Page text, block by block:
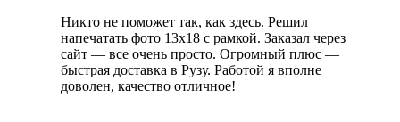
Никто не поможет так, как здесь. Решил
напечатать фото 13х18 с рамкой. Заказал через
сайт — все очень просто. Огромный плюс —
быстрая доставка в Рузу. Работой я вполне
доволен, качество отличное!